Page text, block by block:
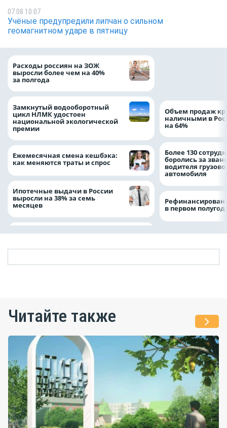
07.08 10:07
Учёные предупредили липчан о сильном
геомагнитном ударе в пятницу
Расходы россиян на ЗОЖ
выросли более чем на 40%
за полгода
Замкнутый водооборотный
цикл НЛМК удостоен
национальной экологической
премии
Ежемесячная смена кешбэка:
как меняются траты и спрос
Ипотечные выдачи в России
выросли на 38% за семь
месяцев
Объем продаж
наличными в
на 64%
Более 130
боролись за
водителя
автомобиля
в первом
Читайте также